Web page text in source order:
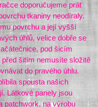
doporučujeme prát
tkaniny neodíraly.
povrchu a její vyšší
úhlů, velice dobře se
pod šicím
šitím nemusíte složitě
do pravého úhlu.
spousta našich
Látkové panely jsou
patchwork, na výrobu